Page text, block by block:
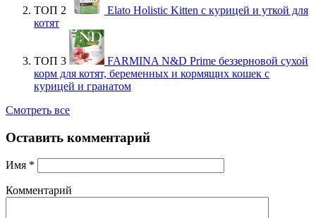
ТОП 2
Elato Holistic Kitten с курицей и уткой для
котят
ТОП 3
FARMINA N&D Prime беззерновой сухой
корм для котят, беременных и кормящих кошек с
курицей и гранатом
Смотреть все
Оставить комментарий
Имя *
Комментарий